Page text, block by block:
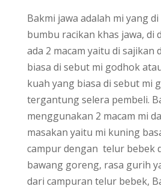
Bakmi jawa adalah mi yang
bumbu racikan khas jawa, di
ada 2 macam yaitu di sajikan
biasa di sebut mi godhok
kuah yang biasa di sebut mi
tergantung selera pembeli.
menggunakan 2 macam mi
masakan yaitu mi kuning
campur dengan telur bebek
bawang goreng, rasa gurih
dari campuran telur bebek,